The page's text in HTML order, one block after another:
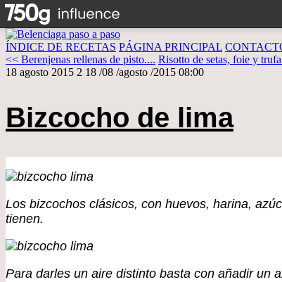
ÍNDICE DE RECETAS PÁGINA PRINCIPAL
<< Berenjenas rellenas de pisto.... Risotto de setas, foie y
18 agosto 2015 2 18 /08 /agosto /2015 08:00
Bizcocho de lima
Los bizcochos clásicos, con huevos, harina,
tienen.
Para darles un aire distinto basta con añadir un